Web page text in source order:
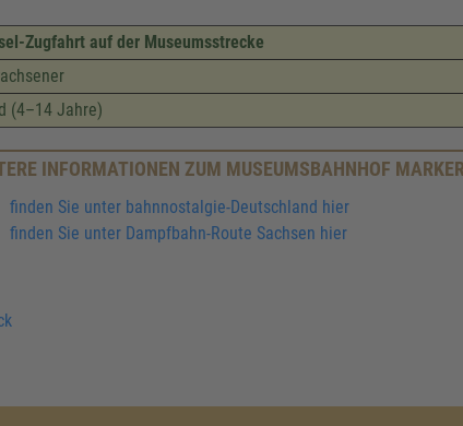
Zugfahrt auf der Museumsstrecke
(4–14 Jahre)
INFORMATIONEN ZUM MUSEUMSBAHNHOF
finden Sie unter bahnnostalgie-Deutschland hier
finden Sie unter Dampfbahn-Route Sachsen hier